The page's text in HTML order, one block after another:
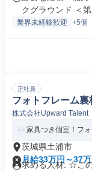
クグラウンド ＜第
業界未経験歓迎 +5個
正社員
フォトフレーム
株式会社Upward Talent
家具つき個室！フ
茨城県土浦市
月給33万円～37
求める人材: ☆こ